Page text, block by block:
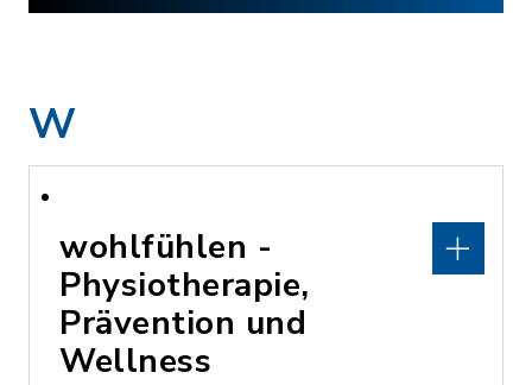
W
wohlfühlen -
Physiotherapie,
Prävention und
Wellness